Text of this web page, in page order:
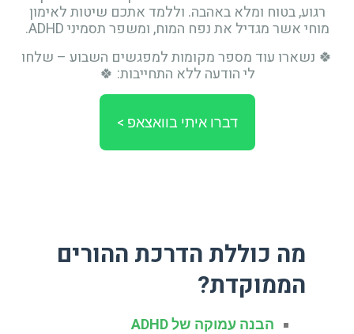
רגוע, בטוח ומלא באהבה. וללמד אתכם שיטות לאימון
מוחי אשר מגדיל את נפח המוח, ומשפר תסמיני ADHD.
🍀 נשארו עוד מספר מקומות למפגשים השבוע – שלחו
לי הודעה ללא התחייבות: 🍀
דברו איתי בוואצאפ >
מה כוללת הדרכת ההורים
הממוקדת?
הבנה עמוקה של ADHD